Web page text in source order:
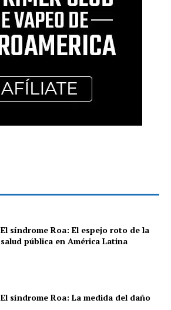
El síndrome Roa: El espejo roto de la
salud pública en América Latina
El síndrome Roa: La medida del daño